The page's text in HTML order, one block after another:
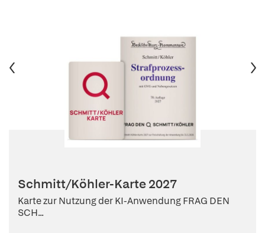
Schmitt/Köhler-Karte 2027
Karte zur Nutzung der KI-Anwendung FRAG DEN
SCH...